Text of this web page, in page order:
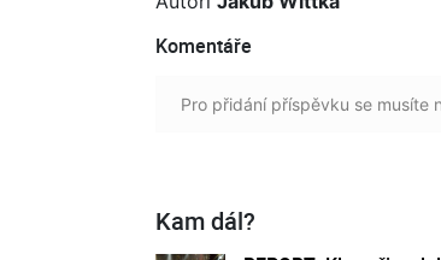
Komentáře
Pro přidání příspěvku se musíte
Kam dál?